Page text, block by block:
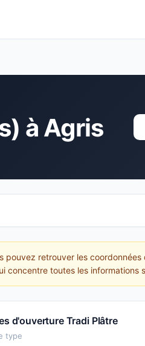
à Agris
pouvez retrouver les
toutes les informations
d'ouverture Tradi Plâtre
type